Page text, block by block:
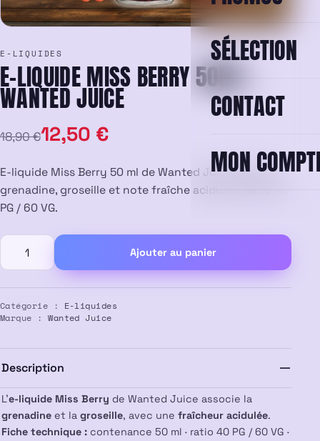
SÉLECTION
CONTACT
MON
E-LIQUIDES
E-LIQUIDE MISS BERRY 50ML –
WANTED JUICE
18,90€
Le
prix
initial
18,90 €.
12,50 €
Le
prix
actuel
12,50 €.
E-liquide Miss Berry 50 ml de Wanted Juice. Saveurs
grenadine, groseille et note fraîche acidulée. Ratio 40
PG / 60 VG.
quantité
E-
Liquide
Miss
Berry
–
Wanted
Ajouter au panier
Catégorie : E-liquides
Marque :Wanted Juice
Description
L’e-liquide Miss Berry de Wanted Juice associe la
grenadine et la groseille, avec une fraîcheur acidulée.
Fiche technique : contenance 50 ml · ratio 40 PG / 60 VG ·